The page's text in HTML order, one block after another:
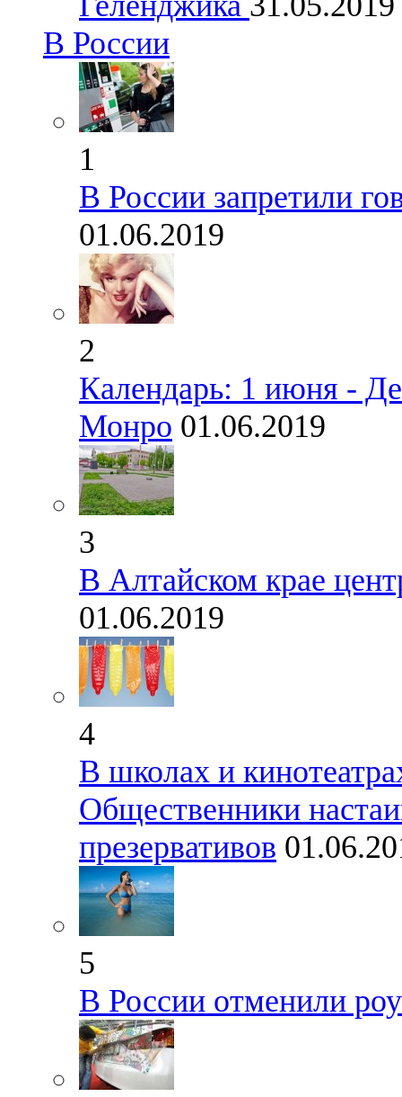
В России
1
В России запретили
01.06.2019
2
Календарь: 1 июня -
Монро 01.06.2019
3
В Алтайском крае
01.06.2019
4
В школах и
Общественники
презервативов
5
В России отменили